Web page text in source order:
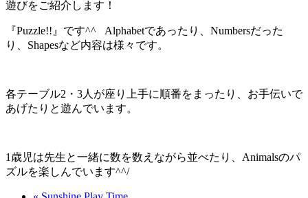
遊びをご紹介します！
『Puzzle!!』です^^ Alphabetであったり、Numbersだった
り、Shapesなど内容は様々です。
各テーブル2・3人が座り上手に順番をまったり、お手伝いで
あげたりと遊んでいます。
1歳児は先生と一緒に数を数えながら並べたり、Animalsのパ
ズルを楽しんでいます^^/